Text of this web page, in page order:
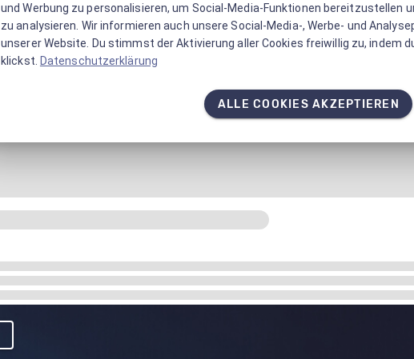
und Werbung zu personalisieren, um Social-Media-Funktionen bereitzustellen
zu analysieren. Wir informieren auch unsere Social-Media-, Werbe- und
unserer Website. Du stimmst der Aktivierung aller Cookies freiwillig zu, indem
klickst. Datenschutzerklärung
ALLE COOKIES AKZEPTIEREN